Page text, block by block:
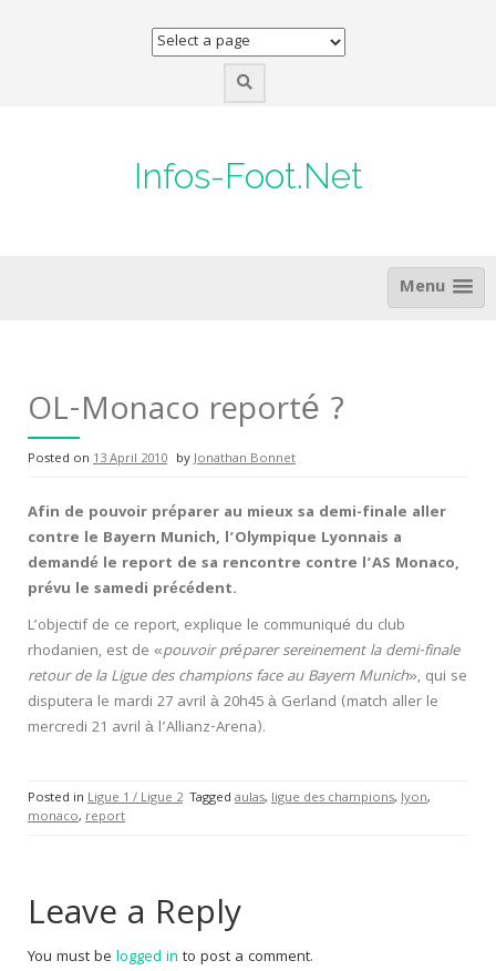
Infos-Foot.Net
Menu
OL-Monaco reporté ?
Posted on 13 April 2010 byJonathan Bonnet
Afin de pouvoir préparer au mieux sa demi-finale aller
contre le Bayern Munich, l’Olympique Lyonnais a
demandé le report de sa rencontre contre l’AS Monaco,
prévu le samedi précédent.
L’objectif de ce report, explique le communiqué du club
rhodanien, est de «pouvoir préparer sereinement la demi-finale
retour de la Ligue des champions face au Bayern Munich», qui se
disputera le mardi 27 avril à 20h45 à Gerland (match aller le
mercredi 21 avril à l’Allianz-Arena).
Posted in Ligue 1 / Ligue 2 Tagged aulas, ligue des champions, lyon,
monaco, report
Leave a Reply
You must be logged in to post a comment.